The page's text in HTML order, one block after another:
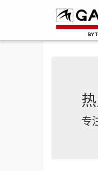
专